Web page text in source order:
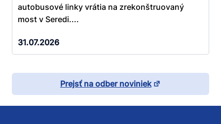
autobusové linky vrátia na zrekonštruovaný
most v Seredi....
31.07.2026
Prejsť na odber noviniek